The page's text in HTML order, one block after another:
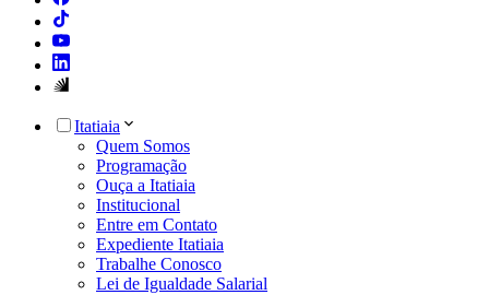
Itatiaia
Quem Somos
Programação
Ouça a Itatiaia
Institucional
Entre em Contato
Expediente Itatiaia
Trabalhe Conosco
Lei de Igualdade Salarial